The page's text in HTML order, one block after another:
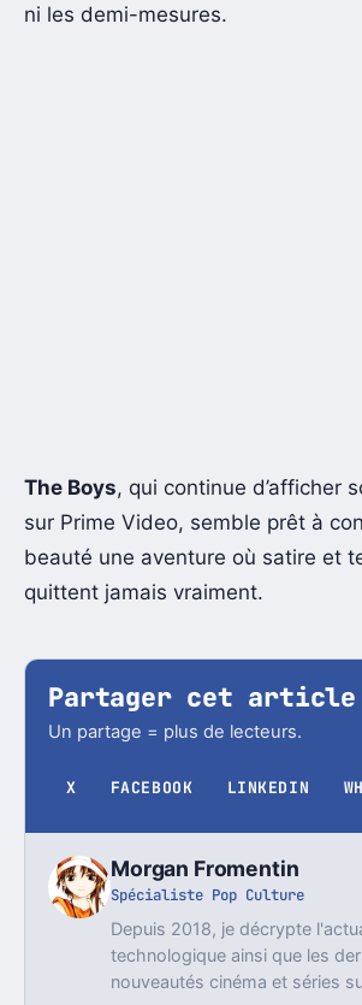
ni les demi-mesures.
The Boys, qui continue d’afficher
sur Prime Video, semble prêt à
beauté une aventure où satire et
quittent jamais vraiment.
Partager cet article
Un partage = plus de lecteurs.
X FACEBOOK LINKEDIN
Morgan Fromentin
Spécialiste Pop Culture
Depuis 2018, je décrypte
technologique ainsi que les
nouveautés cinéma et séries